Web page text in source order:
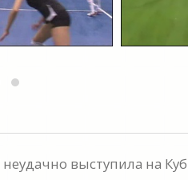
выступила на